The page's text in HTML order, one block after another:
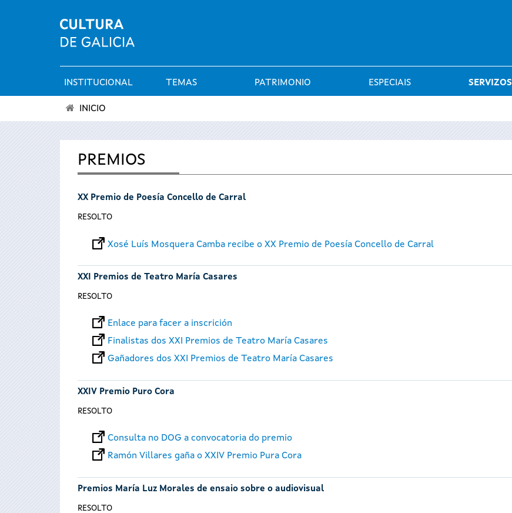
Menú
principal
INSTITUCIONAL TEMAS PATRIMONIO ESPECIAIS SERVIZOS
está
INICIO
PREMIOS
XX Premio de Poesía Concello de Carral
RESOLTO
Xosé Luís Mosquera Camba recibe o XX Premio de Poesía Concello de Carral
XXI Premios de Teatro María Casares
RESOLTO
Enlace para facer a inscrición
Finalistas dos XXI Premios de Teatro María Casares
Gañadores dos XXI Premios de Teatro María Casares
XXIV Premio Puro Cora
RESOLTO
Consulta no DOG a convocatoria do premio
Ramón Villares gaña o XXIV Premio Pura Cora
Premios María Luz Morales de ensaio sobre o audiovisual
RESOLTO